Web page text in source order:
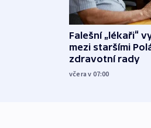
Falešní „lékaři“
mezi staršími
zdravotní rady
včera v 07:00